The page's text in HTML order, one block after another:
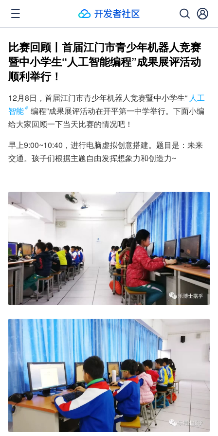
比赛回顾丨首届江门市青少年机器人竞赛
暨中小学生“人工智能编程”成果展评活动
顺利举行！
12月8日，首届江门市青少年机器人竞赛暨中小学生“ 人工
智能
编程”成果展评活动在开平第一中学举行。下面小编
给大家回顾一下当天比赛的情况吧！
早上9:00~10:40，进行电脑虚拟创意搭建。题目是：未来
交通。孩子们根据主题自由发挥想象力和创造力~